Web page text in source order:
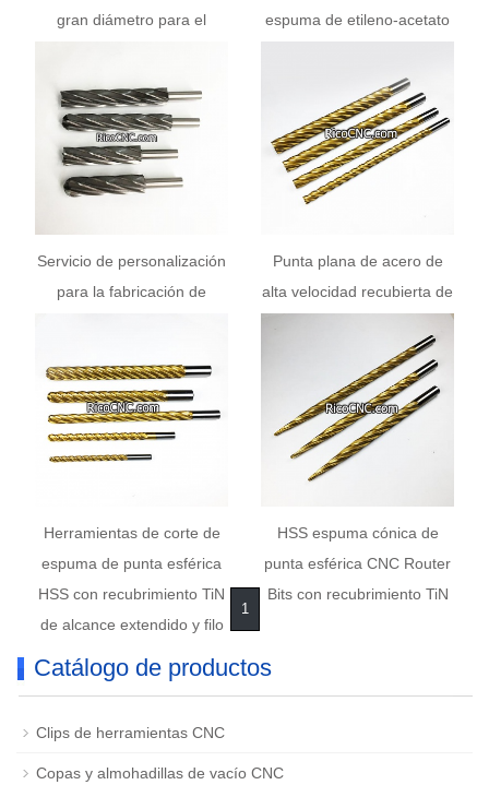
gran diámetro para el
espuma de etileno-acetato
Servicio de personalización
para la fabricación de
diferentes tamaños
Punta plana de acero de
alta velocidad recubierta de
fresadora CNC para corte
de espuma.
Herramientas de corte de
espuma de punta esférica
HSS con recubrimiento TiN
de alcance extendido y filo
en espiral
HSS espuma cónica de
punta esférica CNC Router
Bits con recubrimiento TiN
1
Catálogo de productos
Clips de herramientas CNC
Copas y almohadillas de vacío CNC